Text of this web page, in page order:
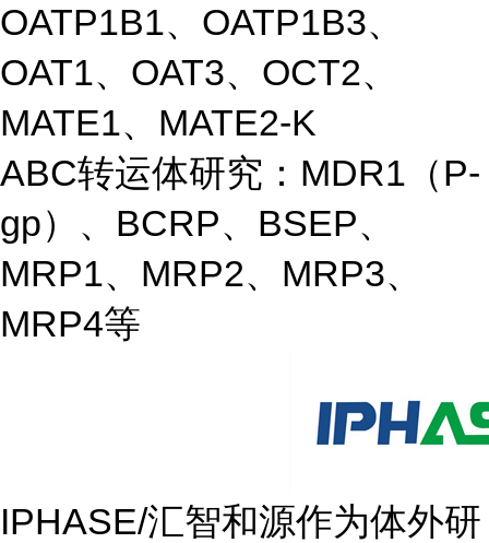
OATP1B1、OATP1B3、
OAT1、OAT3、OCT2、
MATE1、MATE2-K
ABC转运体研究：MDR1（P-
gp）、BCRP、BSEP、
MRP1、MRP2、MRP3、
MRP4等
IPHASE/汇智和源作为体外研